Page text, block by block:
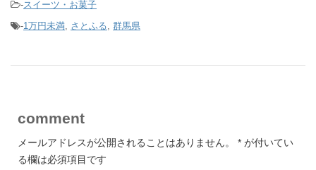
-スイーツ・お菓子
-1万円未満 さとふる 群馬県
comment
メールアドレスが公開されることはありません。 * が付いてい
る欄は必須項目です